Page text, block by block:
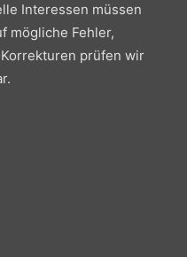
Interessen müssen
mögliche Fehler,
prüfen wir